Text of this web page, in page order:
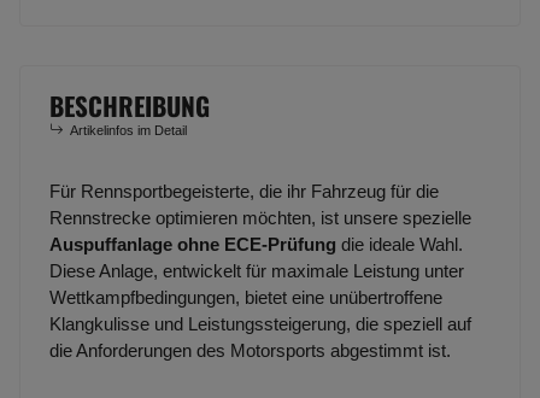
BESCHREIBUNG
Artikelinfos im Detail
Für Rennsportbegeisterte, die ihr Fahrzeug für die
Rennstrecke optimieren möchten, ist unsere spezielle
Auspuffanlage ohne ECE-Prüfung die ideale Wahl.
Diese Anlage, entwickelt für maximale Leistung unter
Wettkampfbedingungen, bietet eine unübertroffene
Klangkulisse und Leistungssteigerung, die speziell auf
die Anforderungen des Motorsports abgestimmt ist.